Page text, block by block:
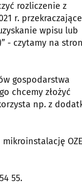
rozliczenie z
r.
wpisu lub
- czytamy na
gospodarstwa
chcemy złożyć
np. z
55.